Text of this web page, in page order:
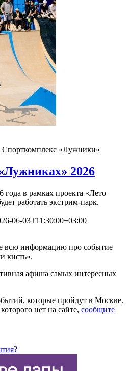
Спорткомплекс «Лужники»
2026
года в рамках проекта «Лето
работать экстрим-парк.
06-03T11:30:00+03:00
всю информацию про событие
кисть».
афиша самых интересных
которые пройдут в Москве.
нет на сайте, сообщите